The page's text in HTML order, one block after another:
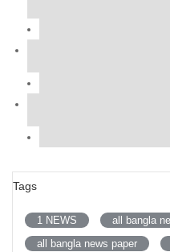
Tags
1 NEWS
all bangla
all bangla news paper